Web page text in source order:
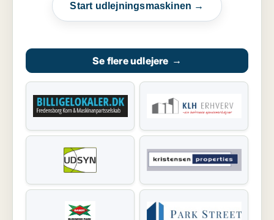
Start udlejningsmaskinen →
Se flere udlejere →